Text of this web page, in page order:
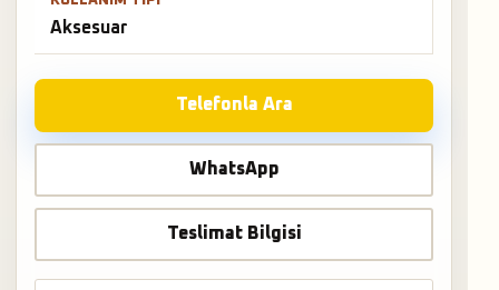
Aksesuar
Telefonla Ara
WhatsApp
Teslimat Bilgisi